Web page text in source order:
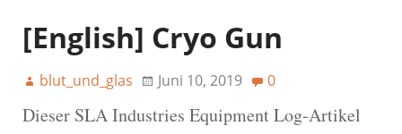
[English] Cryo Gun
blut_und_glas Juni 10, 2019 0
Dieser SLA Industries Equipment Log-Artikel